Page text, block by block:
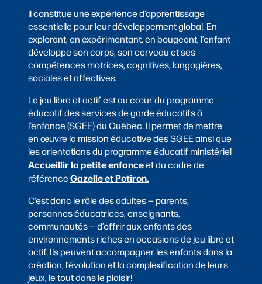
il constitue une expérience d’apprentissage
essentielle pour leur développement global. En
explorant, en expérimentant, en bougeant, l’enfant
développe son corps, son cerveau et ses
compétences motrices, cognitives, langagières,
sociales et affectives.
Le jeu libre et actif est au cœur du programme
éducatif des services de garde éducatifs à
l’enfance (SGEE) du Québec. Il permet de mettre
en œuvre la mission éducative des SGEE ainsi que
les orientations du programme éducatif ministériel
Accueillir la petite enfanceet du cadre de
référenceGazelle et Potiron.
C’est donc le rôle des adultes — parents,
personnes éducatrices, enseignants,
communautés — d’offrir aux enfants des
environnements riches en occasions de jeu libre et
actif. Ils peuvent accompagner les enfants dans la
création, l’évolution et la complexification de leurs
jeux, le tout dans le plaisir!